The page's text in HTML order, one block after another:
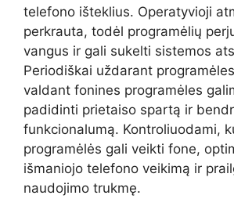
telefono išteklius. Operatyvioji
perkrauta, todėl programėlių
vangus ir gali sukelti sistemos
Periodiškai uždarant
valdant fonines programėles
padidinti prietaiso spartą ir
funkcionalumą. Kontroliuodami,
programėlės gali veikti fone,
išmaniojo telefono veikimą ir
naudojimo trukmę.